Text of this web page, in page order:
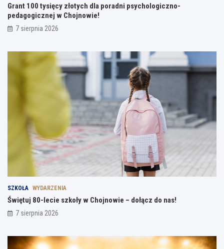
Grant 100 tysięcy złotych dla poradni psychologiczno-
pedagogicznej w Chojnowie!
7 sierpnia 2026
SZKOŁA WYDARZENIA
Świętuj 80-lecie szkoły w Chojnowie – dołącz do nas!
7 sierpnia 2026